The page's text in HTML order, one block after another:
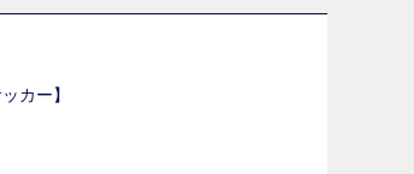
カー】